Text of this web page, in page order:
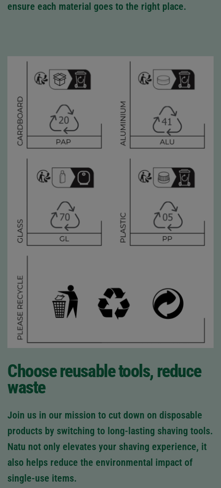
ensure each material goes to the right place.
Choose reusable tools, reduce
waste
Join us in our mission to cut down on disposable
products by switching to long‑lasting shaving tools.
Natu not only elevates your shaving experience, it
also helps reduce the environmental impact of
single‑use items.